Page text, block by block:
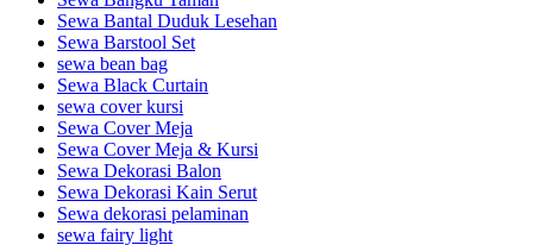
Sewa Bantal Duduk Lesehan
Sewa Barstool Set
sewa bean bag
Sewa Black Curtain
sewa cover kursi
Sewa Cover Meja
Sewa Cover Meja & Kursi
Sewa Dekorasi Balon
Sewa Dekorasi Kain Serut
Sewa dekorasi pelaminan
sewa fairy light